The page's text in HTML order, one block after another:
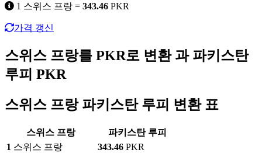
1 스위스 프랑 = 343.46 PKR
가격 갱신
스위스 프랑를 PKR로 변환 과 파키스탄
루피 PKR
스위스 프랑 파키스탄 루피 변환 표
스위스 프랑
파키스탄 루피
1 스위스 프랑 343.46 PKR